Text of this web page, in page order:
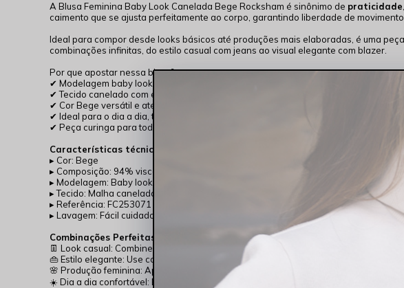
A Blusa Feminina Baby Look Canelada Bege Rocksham é sinônimo de praticidade
caimento que se ajusta perfeitamente ao corpo, garantindo liberdade de
Ideal para compor desde looks básicos até produções mais elaboradas, é uma
combinações infinitas, do estilo casual com jeans ao visual elegante com blazer.
Por que apostar nessa blusa?
✔ Modelagem baby look que valoriza o corpo com leveza
✔ Tecido canelado com elastano, garantindo conforto e flexibilidade
✔ Cor Bege versátil e atemporal
✔ Ideal para o dia a dia, trabalho ou lazer
✔ Peça curinga para todas as estações
Características técnicas:
▸ Cor: Bege
▸ Composição: 94% viscose + 6% elastano
▸ Modelagem: Baby look
▸ Tecido: Malha canelada
▸ Referência: FC253071
▸ Lavagem: Fácil cuidado e rápida secagem
Combinações Perfeitas:
👖 Look casual: Combine com calça jeans e tênis Bege
👜 Estilo elegante: Use com blazer e calça de alfaiataria
🌸 Produção feminina: Aposte em saia midi e sandália delicada
☀️ Dia a dia confortável: Experimente com shorts de sarja e acessórios simples